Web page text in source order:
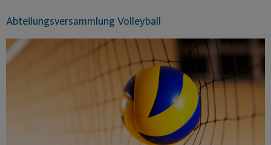
Abteilungsversammlung Volleyball